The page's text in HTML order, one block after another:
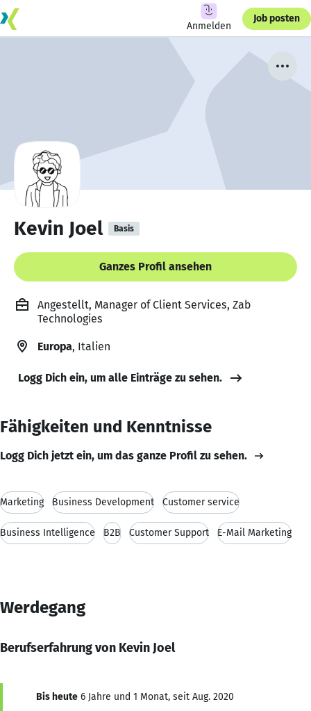
Anmelden
Job posten
Kevin Joel Basis
Ganzes Profil ansehen
Angestellt, Manager of Client Services, Zab
Technologies
Europa, Italien
Logg Dich ein, um alle Einträge zu sehen.
Fähigkeiten und Kenntnisse
Logg Dich jetzt ein, um das ganze Profil zu sehen.
Marketing Business Development Customer service
Business Intelligence B2B Customer Support E-Mail Marketing
Werdegang
Berufserfahrung von Kevin Joel
Bis heute 6 Jahre und 1 Monat, seit Aug. 2020